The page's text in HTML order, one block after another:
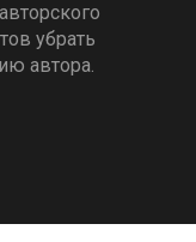
убрать
автора.